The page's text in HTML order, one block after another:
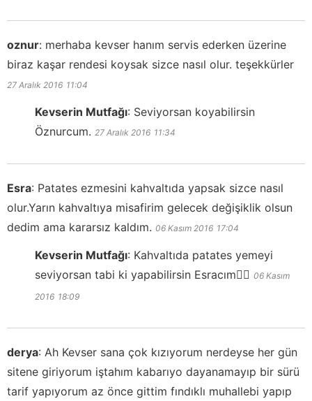
oznur: merhaba kevser hanım servis ederken üzerine
biraz kaşar rendesi koysak sizce nasıl olur. teşekkürler
27 Aralık 2016 11:04
Kevserin Mutfağı: Seviyorsan koyabilirsin
Öznurcum. 27 Aralık 2016 11:34
Esra: Patates ezmesini kahvaltıda yapsak sizce nasıl
olur.Yarın kahvaltıya misafirim gelecek değişiklik olsun
dedim ama kararsız kaldım. 06 Kasım 2016 17:04
Kevserin Mutfağı: Kahvaltıda patates yemeyi
seviyorsan tabi ki yapabilirsin Esracım👍🏻 06 Kasım
2016 18:09
derya: Ah Kevser sana çok kızıyorum nerdeyse her gün
sitene giriyorum iştahım kabarıyo dayanamayıp bir sürü
tarif yapıyorum az önce gittim fındıklı muhallebi yapıp